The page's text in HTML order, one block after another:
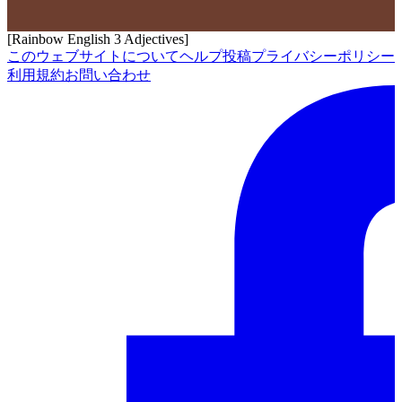
[Rainbow English 3 Adjectives]
このウェブサイトについてヘルプ投稿プライバシーポリシー
利用規約お問い合わせ